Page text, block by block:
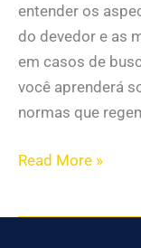
entender os
do devedor e as
em casos de
você aprenderá
normas que
Read More »